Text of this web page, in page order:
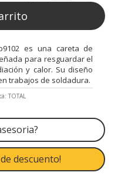
es una careta de
para resguardar el
y calor. Su diseño
trabajos de soldadura.
TOTAL
descuento!